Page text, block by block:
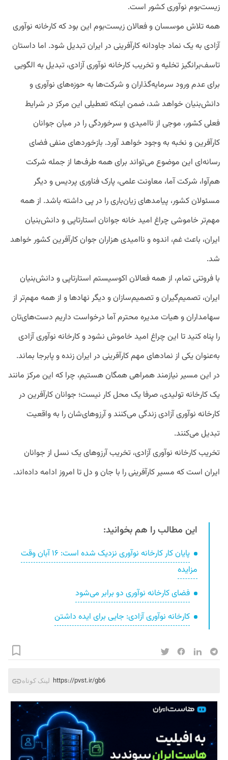
زیست‌بوم نوآوری کشور است.
همه تلاش موسسان و فعالان زیست‌بوم این بود که کارخانه نوآوری
آزادی به یک نماد جاودانه کارآفرینی در ایران تبدیل شود. اما داستان
تاسف‌برانگیز تخلیه و تخریب کارخانه نوآوری آزادی، تبدیل به الگویی
برای عدم ورود سرمایه‌گذاران و شرکت‌ها به حوزه‌های نوآوری و
دانش‌بنیان خواهد شد، ضمن اینکه تعطیلی این مرکز در شرایط
فعلی کشور، موجی از ناامیدی و سرخوردگی را در میان جوانان
کارآفرین و نخبه به وجود خواهد آورد. بازخوردهای منفی فضای
رسانه‌ای این موضوع می‌تواند برای همه طرف‌ها از جمله شرکت
هم‌آوا، شرکت آما، معاونت علمی، پارک فناوری پردیس و دیگر
مسئولان کشور، پیامدهای زیان‌باری را در پی داشته باشد. از همه
مهم‌تر خاموشی چراغ امید خانه جوانان استارتاپی و دانش‌بنیان
ایران، باعث غم، اندوه و ناامیدی هزاران جوان کارآفرین کشور خواهد
شد.
با فروتنی تمام، از همه فعالان اکوسیستم استارتاپی و دانش‌بنیان
ایران، تصمیم‌گیران و تصمیم‌سازان و دیگر نهادها و از همه مهم‌تر از
سهامداران و هیات مدیره محترم آما درخواست داریم دست‌های‌تان
را پناه کنید تا این چراغ امید خاموش نشود و کارخانه نوآوری آزادی
به‌عنوان یکی از نمادهای مهم کارآفرینی در ایران زنده و پابرجا بماند.
در این مسیر نیازمند همراهی همگان هستیم، چرا که این مرکز مانند
یک کارخانه تولیدی، صرفا یک محل کار نیست؛ جوانان کارآفرین در
کارخانه نوآوری آزادی زندگی می‌کنند و آرزوهای‌شان را به واقعیت
تبدیل می‌کنند.
تخریب کارخانه نوآوری آزادی، تخریب آرزوهای یک نسل از جوانان
ایران است که مسیر کارآفرینی را با جان و دل تا امروز ادامه داده‌اند.
این مطالب را هم بخوانید:
پایان کار کارخانه نوآوری نزدیک شده است: ۱۶ آبان وقت
مزایده
فضای کارخانه نوآوری دو برابر می‌شود
کارخانه نوآوری آزادی: جایی برای ایده داشتن
لینک کوتاه https://pvst.ir/gb6